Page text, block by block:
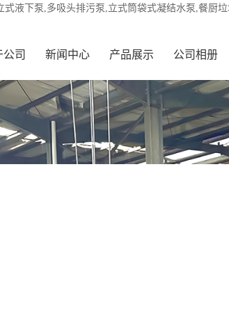
式液下泵,多吸头排污泵,立式筒袋式凝结水泵,餐厨
公司 新闻中心 产品展示 公司相册